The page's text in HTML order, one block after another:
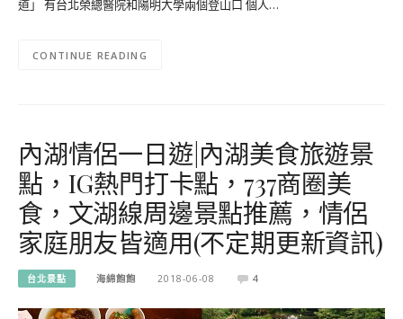
道」 有台北榮總醫院和陽明大學兩個登山口 個人…
CONTINUE READING
內湖情侶一日遊|內湖美食旅遊景
點，IG熱門打卡點，737商圈美
食，文湖線周邊景點推薦，情侶
家庭朋友皆適用(不定期更新資訊)
台北景點 海綿飽飽 2018-06-08 4